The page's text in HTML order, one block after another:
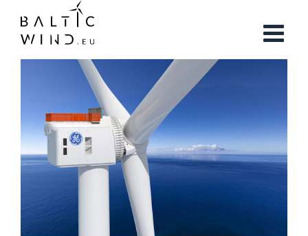
zawartości